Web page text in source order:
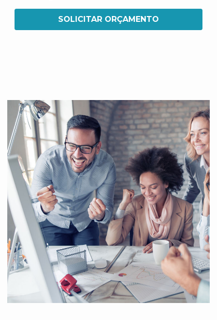
SOLICITAR ORÇAMENTO